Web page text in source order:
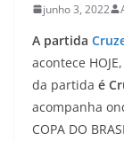
junho 3, 2022
A partida
acontece HOJE,
da partida é
acompanha
COPA DO